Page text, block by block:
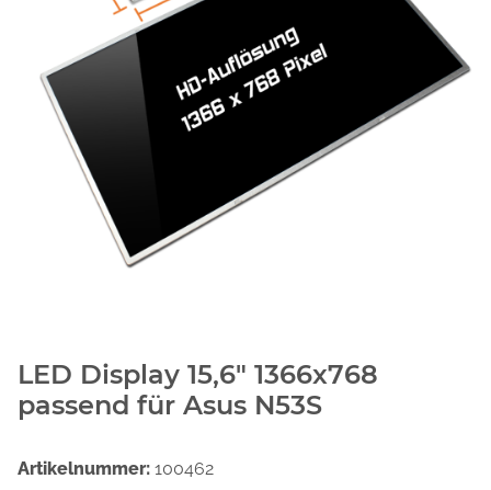
LED Display 15,6" 1366x768
passend für Asus N53S
Artikelnummer: 100462